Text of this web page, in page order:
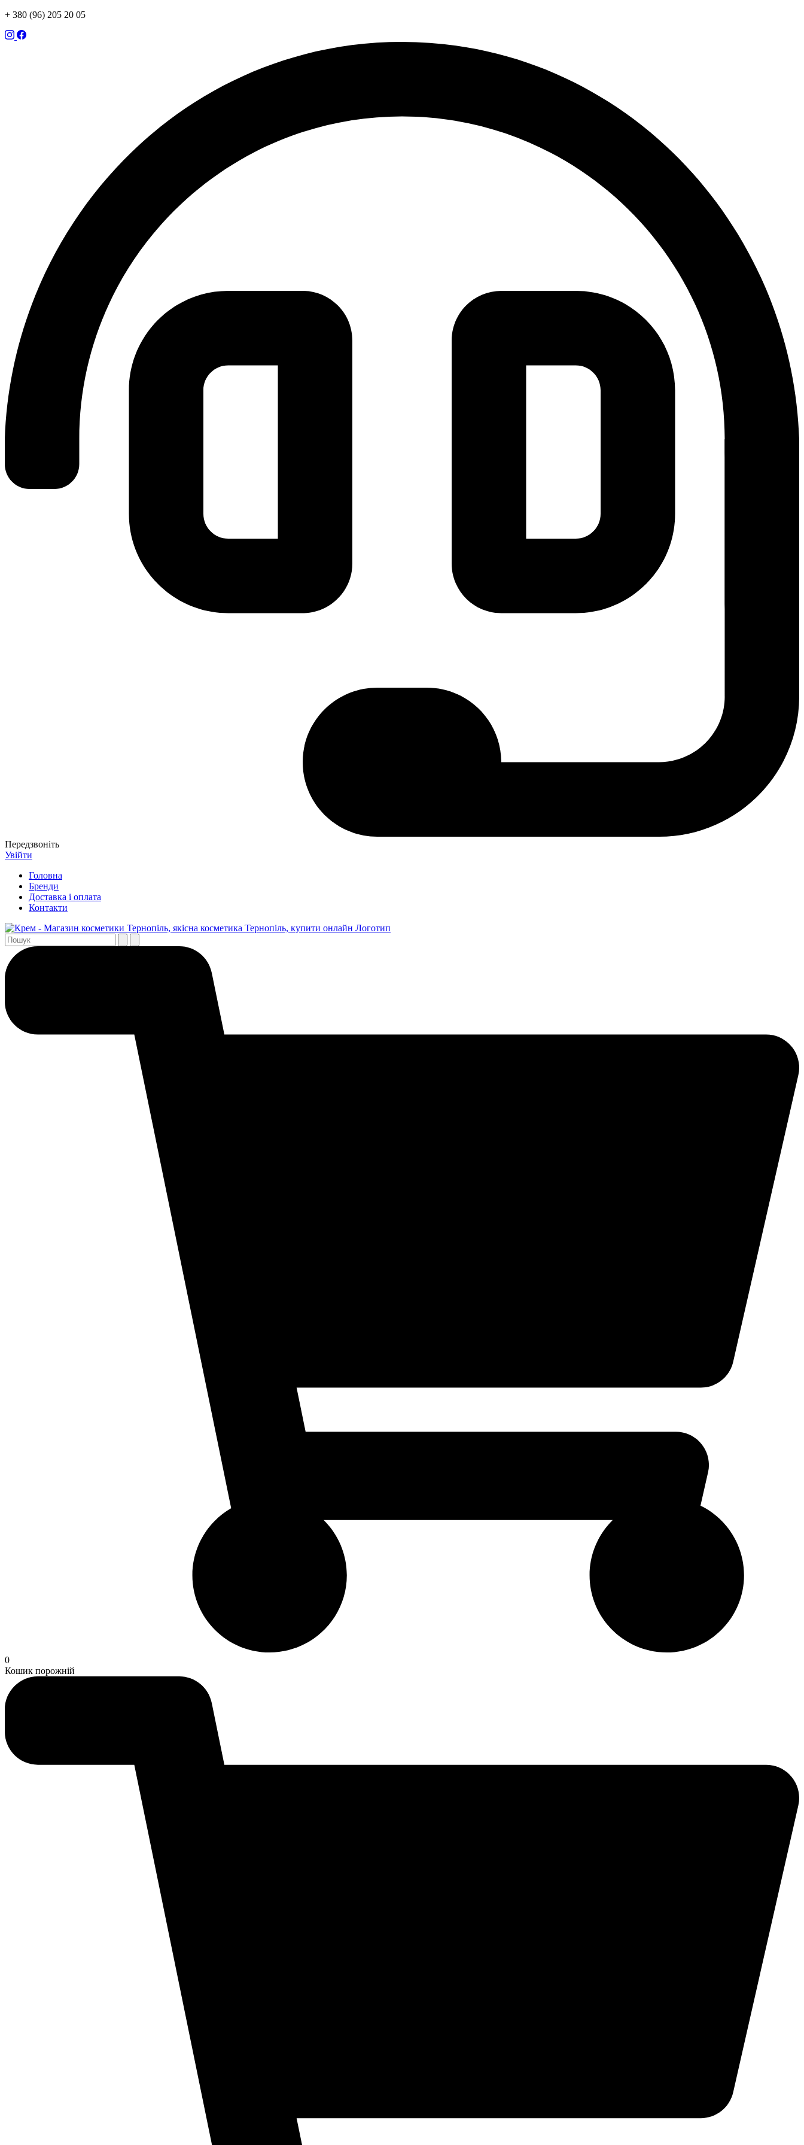
+ 380 (96) 205 20 05
Передзвоніть
Увійти
Головна
Бренди
Доставка і оплата
Контакти
0
Кошик порожній